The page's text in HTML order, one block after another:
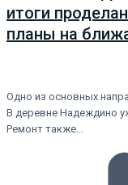
итоги
планы на
Одно из основных
В деревне Надеждино
Ремонт также…